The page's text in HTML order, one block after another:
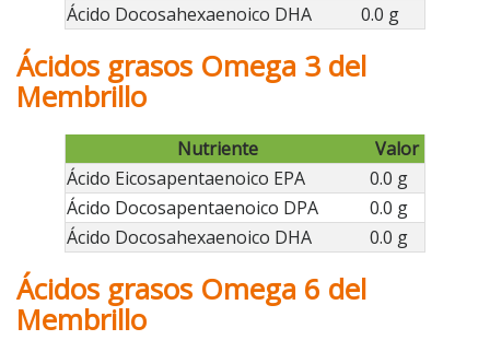
Ácido Docosahexaenoico DHA
0.0 g
Ácidos grasos Omega 3 del
Membrillo
Nutriente
Valor
Ácido Eicosapentaenoico EPA
0.0 g
Ácido Docosapentaenoico DPA
0.0 g
Ácido Docosahexaenoico DHA
0.0 g
Ácidos grasos Omega 6 del
Membrillo